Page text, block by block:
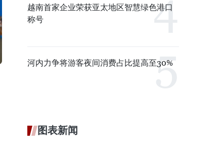
越南首家企业荣获亚太地区智慧绿色港口
称号
河内力争将游客夜间消费占比提高至30%
图表新闻